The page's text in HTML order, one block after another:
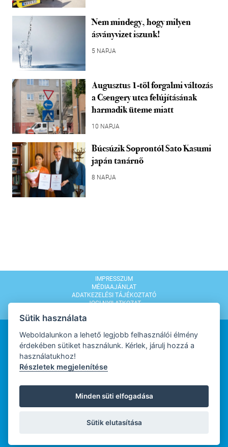
Nem mindegy, hogy milyen
ásványvizet iszunk!
5 NAPJA
Augusztus 1-től forgalmi változás
a Csengery utca felújításának
harmadik üteme miatt
10 NAPJA
Búcsúzik Soprontól Sato Kasumi
japán tanárnő
8 NAPJA
IMPRESSZUM
MÉDIAAJÁNLAT
ADATKEZELÉSI TÁJÉKOZTATÓ
JOGI NYILATKOZAT
WEBDESIGN
WEBFEJLESZTŐ
Sütik használata
Weboldalunkon a lehető legjobb felhasználói élmény
érdekében sütiket használunk. Kérlek, járulj hozzá a
használatukhoz!
Részletek megjelenítése
Minden süti elfogadása
Sütik elutasítása